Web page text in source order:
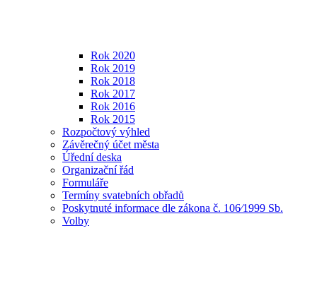
Rok 2020
Rok 2019
Rok 2018
Rok 2017
Rok 2016
Rok 2015
Rozpočtový výhled
Závěrečný účet města
Úřední deska
Organizační řád
Formuláře
Termíny svatebních obřadů
Poskytnuté informace dle zákona č. 106⁄1999 Sb.
Volby